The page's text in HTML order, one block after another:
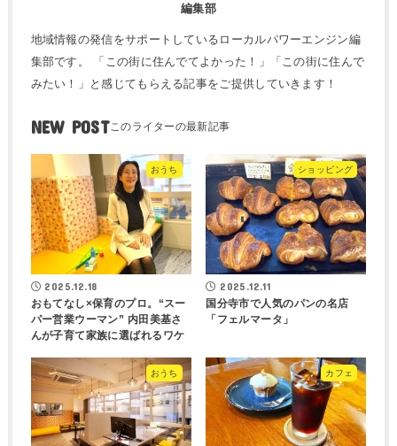
編集部
地域情報の発信をサポートしているローカルパワーエンジン編
集部です。 「この街に住んでてよかった！」「この街に住んで
みたい！」と感じてもらえる記事をご提供していきます！
NEW POST
おうち
2025.12.18
おもてなし×保育のプロ。“スー
パー営業ウーマン” 内田美基さ
んが子育て家族に選ばれるワケ
ショッピング
2025.12.11
国分寺市で人気のパンの名店
「フェルマータ」
おうち カフェ